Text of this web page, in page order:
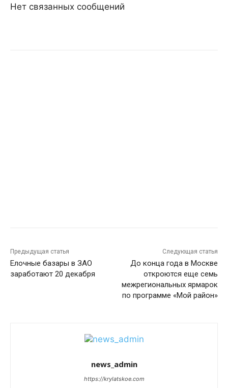
Нет связанных сообщений
Предыдущая статья
Елочные базары в ЗАО
заработают 20 декабря
Следующая статья
До конца года в Москве
откроются еще семь
межрегиональных ярмарок
по программе «Мой район»
news_admin
https://krylatskoe.com